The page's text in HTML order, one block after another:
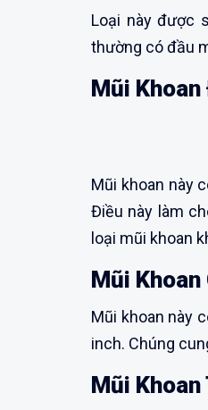
Loại này được
thường có đầu
Mũi Khoan
Mũi khoan này
Điều này làm
loại mũi khoan
Mũi Khoan
Mũi khoan này
inch. Chúng
Mũi Khoan